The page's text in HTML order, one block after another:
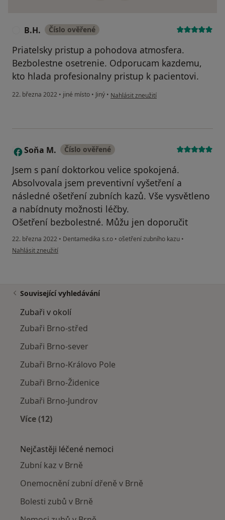
B.H. Číslo ověřené
Priatelsky pristup a pohodova atmosfera.
Bezbolestne osetrenie. Odporucam kazdemu,
kto hlada profesionalny pristup k pacientovi.
22. března 2022 • jiné místo • Jiný • podle názoru uživatele B.H.
Nahlásit zneužití
S Soňa M. Číslo ověřené
Jsem s paní doktorkou velice spokojená.
Absolvovala jsem preventivní vyšetření a
následné ošetření zubních kazů. Vše vysvětleno
a nabídnuty možnosti léčby.
Ošetření bezbolestné. Můžu jen doporučit
22. března 2022 • Dentamedika s.r.o • ošetření zubního kazu •
podle názoru uživatele Soňa M.
Nahlásit zneužití
Související vyhledávání
Zubaři v okolí
Zubaři Brno-střed
Zubaři Brno-sever
Zubaři Brno-Královo Pole
Zubaři Brno-Židenice
Zubaři Brno-Jundrov
Více (12)
Nejčastěji léčené nemoci
Zubní kaz v Brně
Onemocnění zubní dřeně v Brně
Bolesti zubů v Brně